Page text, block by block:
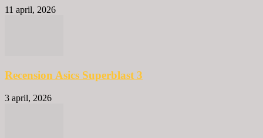
11 april, 2026
Recension Asics Superblast 3
3 april, 2026